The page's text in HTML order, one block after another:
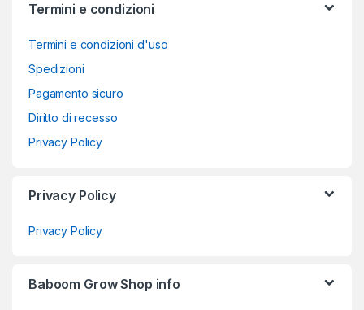
Termini e condizioni
Termini e condizioni d'uso
Spedizioni
Pagamento sicuro
Diritto di recesso
Privacy Policy
Privacy Policy
Privacy Policy
Baboom Grow Shop info